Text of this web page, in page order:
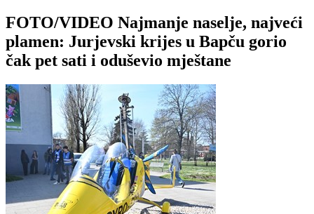
FOTO/VIDEO Najmanje naselje, najveći
plamen: Jurjevski krijes u Bapču gorio
čak pet sati i oduševio mještane